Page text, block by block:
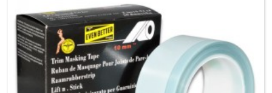
odlupovaniu a dobrú priľnavosť na hladké aj nerovné
povrchy, čím poskytuje vynikajúce oddelenie farebných čiar
a maskovanie pri vysokoteplotných procesoch
automatického lakovania.